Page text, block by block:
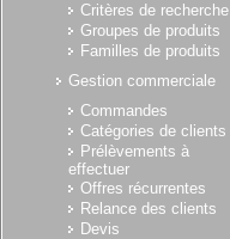
Critères de recherche
Groupes de produits
Familles de produits
Gestion commerciale
Commandes
Catégories de clients
Prélèvements à
effectuer
Offres récurrentes
Relance des clients
Devis